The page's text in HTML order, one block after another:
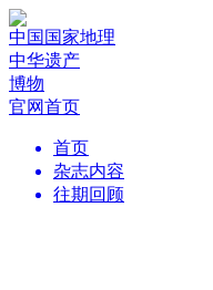
中国国家地理
中华遗产
博物
官网首页
首页
杂志内容
往期回顾